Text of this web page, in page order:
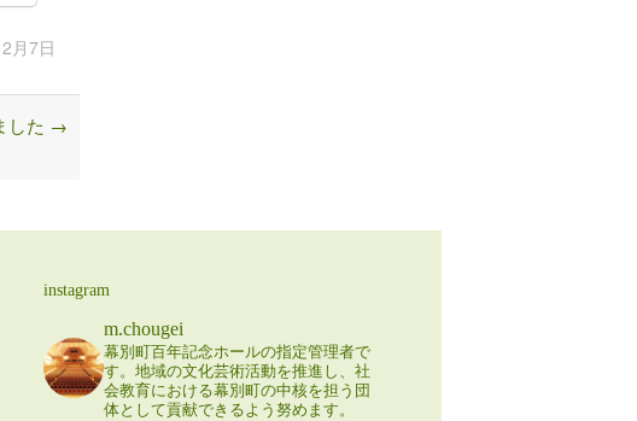
月7日
した →
instagram
m.chougei
幕別町百年記念ホールの指定管理者で
す。地域の文化芸術活動を推進し、社
会教育における幕別町の中核を担う団
体として貢献できるよう努めます。